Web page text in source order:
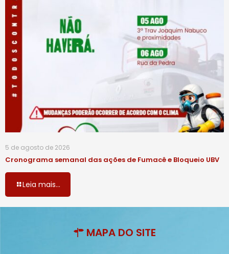
5 de agosto de 2026
Cronograma semanal das ações de Fumacê e Bloqueio UBV
Leia mais...
MAPA DO SITE